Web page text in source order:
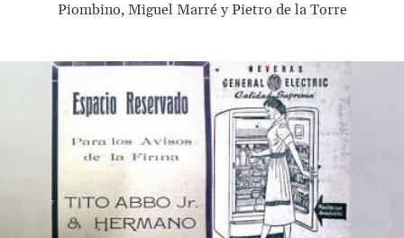
Piombino, Miguel Marré y Pietro de la Torre